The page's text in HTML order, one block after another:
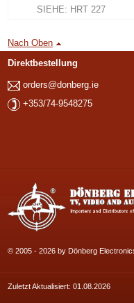
SIEHE: HRT 227
Nach Oben
Direktbestellung
orders@donberg.ie
+353/74-9548275
© 2005 - 2026 by Dönberg
Zuletzt Aktualisiert: 01.08.2026